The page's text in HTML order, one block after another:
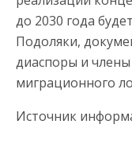
до 2030 года
Подоляки,
диаспоры и
миграционного
Источник